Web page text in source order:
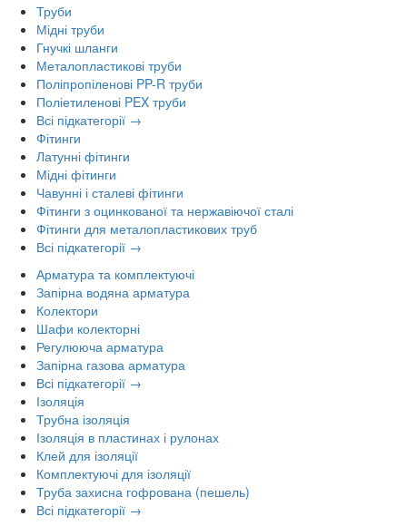
Труби
Мідні труби
Гнучкі шланги
Металопластикові труби
Поліпропіленові PP-R труби
Поліетиленові PEX труби
Всі підкатегорії →
Фітинги
Латунні фітинги
Мідні фітинги
Чавунні і сталеві фітинги
Фітинги з оцинкованої та нержавіючої сталі
Фітинги для металопластикових труб
Всі підкатегорії →
Арматура та комплектуючі
Запірна водяна арматура
Колектори
Шафи колекторні
Регулююча арматура
Запірна газова арматура
Всі підкатегорії →
Ізоляція
Трубна ізоляція
Ізоляція в пластинах і рулонах
Клей для ізоляції
Комплектуючі для ізоляції
Труба захисна гофрована (пешель)
Всі підкатегорії →